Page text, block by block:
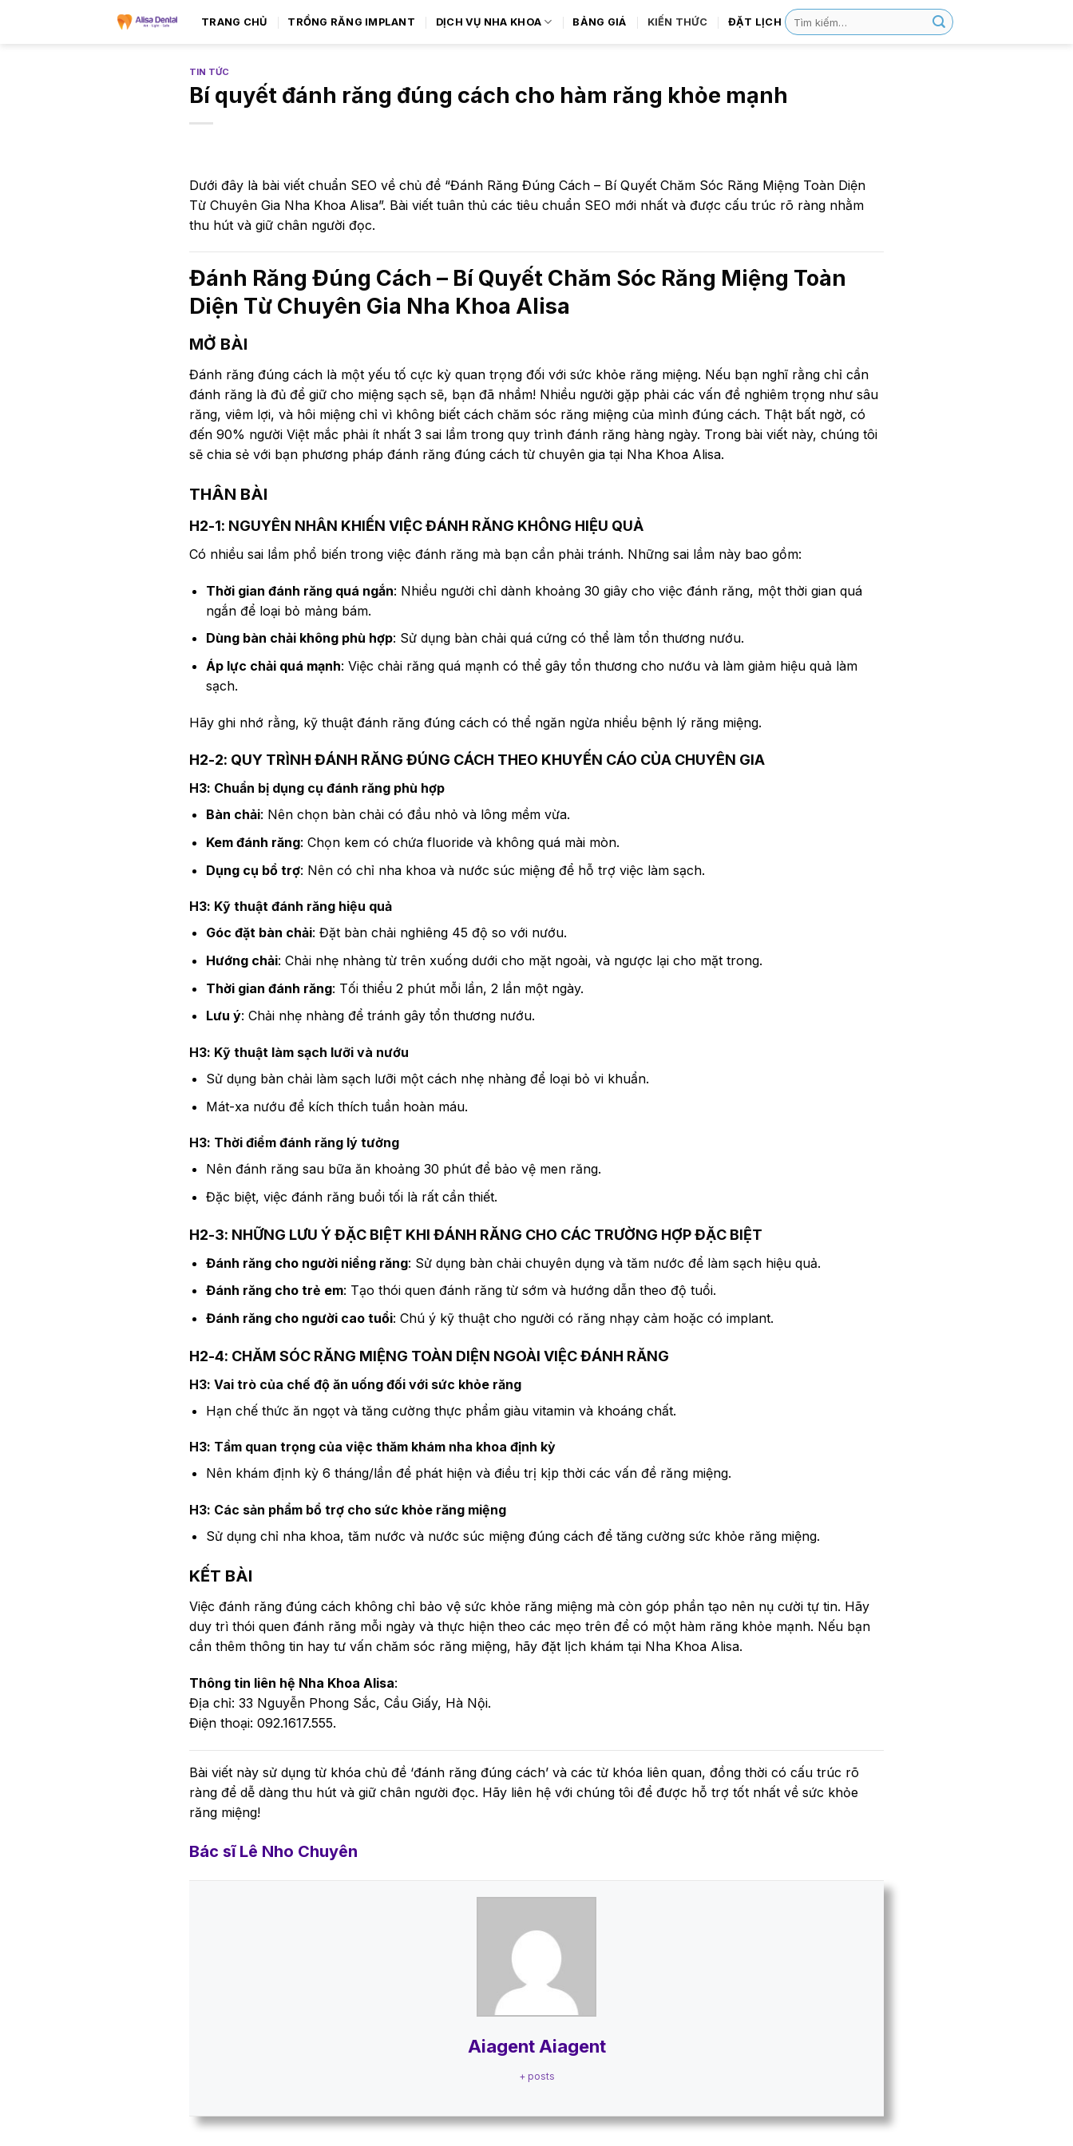
TRANG CHỦ TRỒNG RĂNG IMPLANT DỊCH VỤ NHA KHOA BẢNG GIÁ KIẾN THỨC ĐẶT LỊCH
TIN TỨC
Bí quyết đánh răng đúng cách cho hàm răng khỏe mạnh
Dưới đây là bài viết chuẩn SEO về chủ đề “Đánh Răng Đúng Cách – Bí Quyết Chăm Sóc Răng Miệng Toàn Diện
Từ Chuyên Gia Nha Khoa Alisa”. Bài viết tuân thủ các tiêu chuẩn SEO mới nhất và được cấu trúc rõ ràng nhằm
thu hút và giữ chân người đọc.
Đánh Răng Đúng Cách – Bí Quyết Chăm Sóc Răng Miệng Toàn
Diện Từ Chuyên Gia Nha Khoa Alisa
MỞ BÀI
Đánh răng đúng cách là một yếu tố cực kỳ quan trọng đối với sức khỏe răng miệng. Nếu bạn nghĩ rằng chỉ cần
đánh răng là đủ để giữ cho miệng sạch sẽ, bạn đã nhầm! Nhiều người gặp phải các vấn đề nghiêm trọng như sâu
răng, viêm lợi, và hôi miệng chỉ vì không biết cách chăm sóc răng miệng của mình đúng cách. Thật bất ngờ, có
đến 90% người Việt mắc phải ít nhất 3 sai lầm trong quy trình đánh răng hàng ngày. Trong bài viết này, chúng tôi
sẽ chia sẻ với bạn phương pháp đánh răng đúng cách từ chuyên gia tại Nha Khoa Alisa.
THÂN BÀI
H2-1: NGUYÊN NHÂN KHIẾN VIỆC ĐÁNH RĂNG KHÔNG HIỆU QUẢ
Có nhiều sai lầm phổ biến trong việc đánh răng mà bạn cần phải tránh. Những sai lầm này bao gồm:
Thời gian đánh răng quá ngắn: Nhiều người chỉ dành khoảng 30 giây cho việc đánh răng, một thời gian quá
ngắn để loại bỏ mảng bám.
Dùng bàn chải không phù hợp: Sử dụng bàn chải quá cứng có thể làm tổn thương nướu.
Áp lực chải quá mạnh: Việc chải răng quá mạnh có thể gây tổn thương cho nướu và làm giảm hiệu quả làm
sạch.
Hãy ghi nhớ rằng, kỹ thuật đánh răng đúng cách có thể ngăn ngừa nhiều bệnh lý răng miệng.
H2-2: QUY TRÌNH ĐÁNH RĂNG ĐÚNG CÁCH THEO KHUYẾN CÁO CỦA CHUYÊN GIA
H3: Chuẩn bị dụng cụ đánh răng phù hợp
Bàn chải: Nên chọn bàn chải có đầu nhỏ và lông mềm vừa.
Kem đánh răng: Chọn kem có chứa fluoride và không quá mài mòn.
Dụng cụ bổ trợ: Nên có chỉ nha khoa và nước súc miệng để hỗ trợ việc làm sạch.
H3: Kỹ thuật đánh răng hiệu quả
Góc đặt bàn chải: Đặt bàn chải nghiêng 45 độ so với nướu.
Hướng chải: Chải nhẹ nhàng từ trên xuống dưới cho mặt ngoài, và ngược lại cho mặt trong.
Thời gian đánh răng: Tối thiểu 2 phút mỗi lần, 2 lần một ngày.
Lưu ý: Chải nhẹ nhàng để tránh gây tổn thương nướu.
H3: Kỹ thuật làm sạch lưỡi và nướu
Sử dụng bàn chải làm sạch lưỡi một cách nhẹ nhàng để loại bỏ vi khuẩn.
Mát-xa nướu để kích thích tuần hoàn máu.
H3: Thời điểm đánh răng lý tưởng
Nên đánh răng sau bữa ăn khoảng 30 phút để bảo vệ men răng.
Đặc biệt, việc đánh răng buổi tối là rất cần thiết.
H2-3: NHỮNG LƯU Ý ĐẶC BIỆT KHI ĐÁNH RĂNG CHO CÁC TRƯỜNG HỢP ĐẶC BIỆT
Đánh răng cho người niềng răng: Sử dụng bàn chải chuyên dụng và tăm nước để làm sạch hiệu quả.
Đánh răng cho trẻ em: Tạo thói quen đánh răng từ sớm và hướng dẫn theo độ tuổi.
Đánh răng cho người cao tuổi: Chú ý kỹ thuật cho người có răng nhạy cảm hoặc có implant.
H2-4: CHĂM SÓC RĂNG MIỆNG TOÀN DIỆN NGOÀI VIỆC ĐÁNH RĂNG
H3: Vai trò của chế độ ăn uống đối với sức khỏe răng
Hạn chế thức ăn ngọt và tăng cường thực phẩm giàu vitamin và khoáng chất.
H3: Tầm quan trọng của việc thăm khám nha khoa định kỳ
Nên khám định kỳ 6 tháng/lần để phát hiện và điều trị kịp thời các vấn đề răng miệng.
H3: Các sản phẩm bổ trợ cho sức khỏe răng miệng
Sử dụng chỉ nha khoa, tăm nước và nước súc miệng đúng cách để tăng cường sức khỏe răng miệng.
KẾT BÀI
Việc đánh răng đúng cách không chỉ bảo vệ sức khỏe răng miệng mà còn góp phần tạo nên nụ cười tự tin. Hãy
duy trì thói quen đánh răng mỗi ngày và thực hiện theo các mẹo trên để có một hàm răng khỏe mạnh. Nếu bạn
cần thêm thông tin hay tư vấn chăm sóc răng miệng, hãy đặt lịch khám tại Nha Khoa Alisa.
Thông tin liên hệ Nha Khoa Alisa:
Địa chỉ: 33 Nguyễn Phong Sắc, Cầu Giấy, Hà Nội.
Điện thoại: 092.1617.555.
Bài viết này sử dụng từ khóa chủ đề ‘đánh răng đúng cách’ và các từ khóa liên quan, đồng thời có cấu trúc rõ
ràng để dễ dàng thu hút và giữ chân người đọc. Hãy liên hệ với chúng tôi để được hỗ trợ tốt nhất về sức khỏe
răng miệng!
Bác sĩ Lê Nho Chuyên
Aiagent Aiagent
+ posts